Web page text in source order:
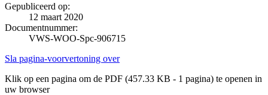
Gepubliceerd op:
12 maart 2020
Documentnummer:
VWS-WOO-Spc-906715
Sla pagina-voorvertoning over
Klik op een pagina om de PDF (457.33 KB - 1 pagina) te openen in
uw browser